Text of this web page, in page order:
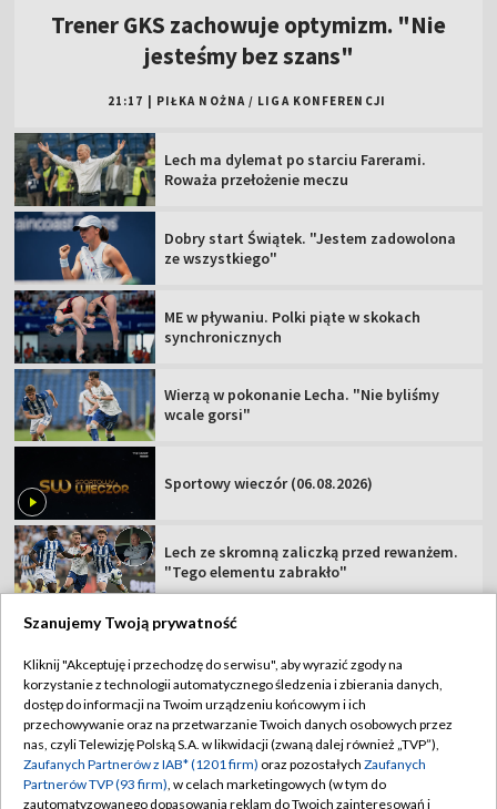
Trener GKS zachowuje optymizm. "Nie
jesteśmy bez szans"
21:17 PIŁKA NOŻNA / LIGA KONFERENCJI
Lech ma dylemat po starciu Farerami.
Roważa przełożenie meczu
Dobry start Świątek. "Jestem zadowolona
ze wszystkiego"
ME w pływaniu. Polki piąte w skokach
synchronicznych
Wierzą w pokonanie Lecha. "Nie byliśmy
wcale gorsi"
Sportowy wieczór (06.08.2026)
Lech ze skromną zaliczką przed rewanżem.
"Tego elementu zabrakło"
TVP
Abonament TVP
Sklep TVP
Biuro Reklamy
Regulamin TVP
Polityka prywatności
Moje zgody
Szanujemy Twoją prywatność
Kliknij "Akceptuję i przechodzę do serwisu", aby wyrazić zgody na
korzystanie z technologii automatycznego śledzenia i zbierania danych,
dostęp do informacji na Twoim urządzeniu końcowym i ich
przechowywanie oraz na przetwarzanie Twoich danych osobowych przez
nas, czyli Telewizję Polską S.A. w likwidacji (zwaną dalej również „TVP”),
Zaufanych Partnerów z IAB* (1201 firm) oraz pozostałych Zaufanych
Partnerów TVP (93 firm), w celach marketingowych (w tym do
zautomatyzowanego dopasowania reklam do Twoich zainteresowań i